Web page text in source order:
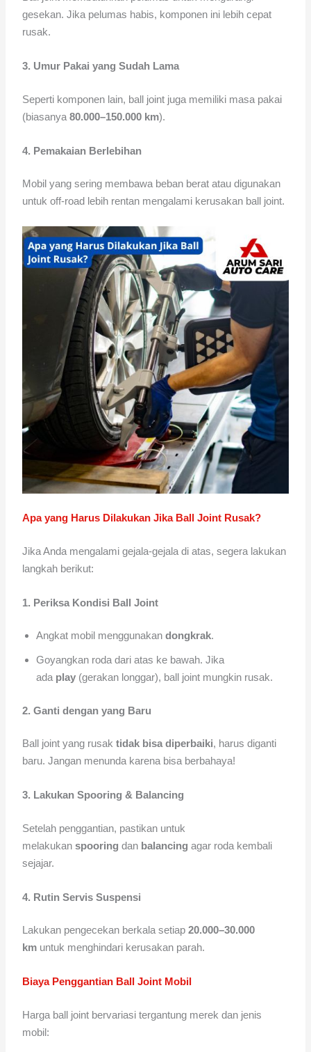
gesekan. Jika pelumas habis, komponen ini lebih cepat
rusak.
3. Umur Pakai yang Sudah Lama
Seperti komponen lain, ball joint juga memiliki masa pakai
(biasanya80.000–150.000 km).
4. Pemakaian Berlebihan
Mobil yang sering membawa beban berat atau digunakan
untuk off-road lebih rentan mengalami kerusakan ball joint.
Apa yang Harus Dilakukan Jika Ball Joint Rusak?
Jika Anda mengalami gejala-gejala di atas, segera lakukan
langkah berikut:
1. Periksa Kondisi Ball Joint
Angkat mobil menggunakandongkrak.
Goyangkan roda dari atas ke bawah. Jika
ada play (gerakan longgar), ball joint mungkin rusak.
2. Ganti dengan yang Baru
Ball joint yang rusaktidak bisa diperbaiki, harus diganti
baru. Jangan menunda karena bisa berbahaya!
3. Lakukan Spooring & Balancing
Setelah penggantian, pastikan untuk
melakukanspooring dan balancing agar roda kembali
sejajar.
4. Rutin Servis Suspensi
Lakukan pengecekan berkala setiap20.000–30.000
km untuk menghindari kerusakan parah.
Biaya Penggantian Ball Joint Mobil
Harga ball joint bervariasi tergantung merek dan jenis
mobil: